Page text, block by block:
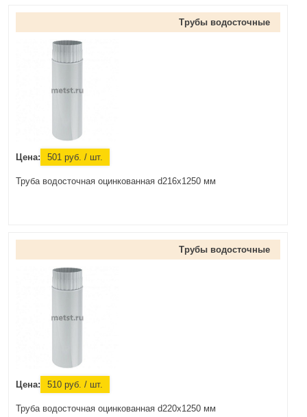
Трубы водосточные
Цена: 501 руб. / шт.
Труба водосточная оцинкованная d216x1250 мм
Трубы водосточные
Цена: 510 руб. / шт.
Труба водосточная оцинкованная d220x1250 мм